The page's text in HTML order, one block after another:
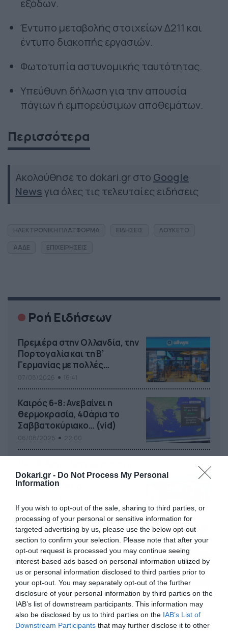
Dokari.gr - Do Not Process My Personal
Information
If you wish to opt-out of the sale, sharing to third parties, or
processing of your personal or sensitive information for
targeted advertising by us, please use the below opt-out
section to confirm your selection. Please note that after your
opt-out request is processed you may continue seeing
interest-based ads based on personal information utilized by
us or personal information disclosed to third parties prior to
your opt-out. You may separately opt-out of the further
disclosure of your personal information by third parties on the
IAB’s list of downstream participants. This information may
also be disclosed by us to third parties on the IAB’s List of
Downstream Participants that may further disclose it to other
εξόδων.
Έντυπο μεταβολής στοιχείων Δ211 και
έντυπο διακοπής εργασιών.
Φωτοτυπία αστυνομικής ταυτότητας.
Υπεύθυνη δήλωση για την απουσία
πάγιων ή εμπορεύσιμων αποθεμάτων.
Περισσότερα
Ακολούθησε το dokari.gr στο Google
Newsγια όλες τις τελευταίες ειδήσεις
ΗΛΕΚΤΡΟΝΙΚΗ ΠΛΑΤΦΟΡΜΑ ΕΙΔΗΣΕΙΣ
ΛΟΥΚΕΤΟ
ΑΑΔΕ
ΕΠΙΧΕΙΡΗΣΕΙΣ
Ροή Ειδήσεων
Πρεμιέρα στην Ολλανδία, την
Πορτογαλία και τη Β’
Γερμανίας με πολλές
στοιχηματικές επιλογές από
το ΠΑΜΕ ΣΤΟΙΧΗΜΑ
Καιρός 6-8: Ανεβαίνει η
θερμοκρασία, 40άρια το
Σαββατοκύριακο… (vid)
προσφορά* και ενισχυμένες
αποδόσεις από
Εορτολόγιο 6-8: Ποιοι
γιορτάζουν σήμερα; Χρόνια
Πολλά…
06/08/2026 08:05
Το Release Athens
Festival 2026 άφησε τις
καλύτερες μουσικές
αναμνήσεις
05/08/2026 21:23